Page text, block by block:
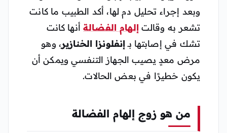
وبعد إجراء تحليل دم لها، أكد الطبيب ما كانت
تشعر به وقالت إلهام الفضالةأنها كانت
تشك في إصابتها بـ إنفلونزا الخنازير، وهو
مرض معدٍ يصيب الجهاز التنفسي ويمكن أن
يكون خطيرًا في بعض الحالات.
من هو زوج إلهام الفضالة